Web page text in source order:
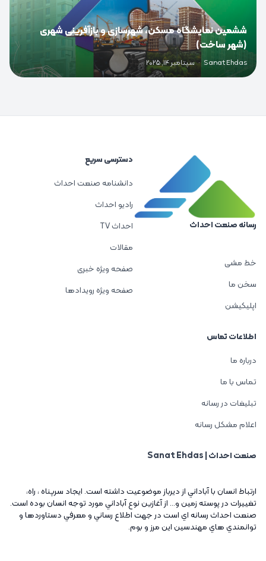
ششمین نمایشگاه مسکن، شهرسازی و بازآفرینی شهری
(شهر ساخت)
Sanat Ehdas
· سپتامبر 14, 2025
رسانه صنعت احداث
خط مشی
سخن ما
اپلیکیشن
دسترسی سریع
دانشنامه صنعت احداث
رادیو احداث
احداث TV
مقالات
صفحه ویژه خبری
صفحه ویژه رویدادها
اطلاعات تماس
درباره ما
تماس با ما
تبلیغات در رسانه
اعلام مشکل رسانه
صنعت احداث | Sanat Ehdas
ارتباط انسان با آباداني از ديرباز موضوعيت داشته است. ايجاد سرپناه ، راه،
تغييرات در پوسته زمين و... از آغازين نوع آباداني مورد توجه انسان بوده است.
صنعت احداث رسانه اي است در جهت اطلاع رساني و معرفي دستاوردها و
توانمندي هاي مهندسين اين مرز و بوم.